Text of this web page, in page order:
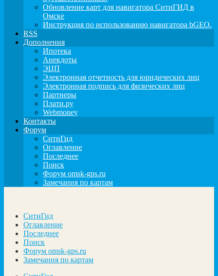
Обновление карт для навигатора СитиГИД в
Омске
Инструкция по использованию навигатора bGEO.
RSS
Дополнения
Ипотека
Анекдоты
ЭЦП
Электронная отчетность для юридических лиц
Электронная подпись для физических лиц
Партнеры
Плати.ру
Webmoney
Контакты
Форум
СитиГид
Оглавление
Последнее
Поиск
Форум omsk-gps.ru
Замечания по картам
СитиГид
Оглавление
Последнее
Поиск
Форум omsk-gps.ru
Замечания по картам